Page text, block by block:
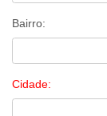
Bairro:
Cidade: